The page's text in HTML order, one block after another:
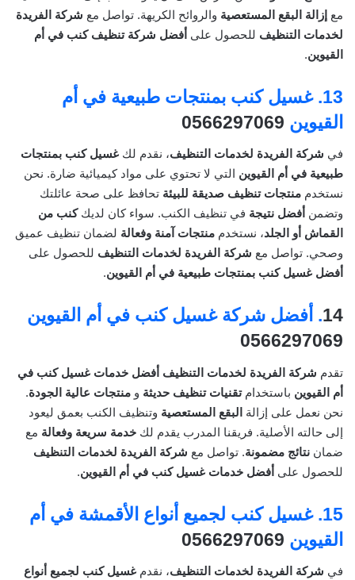
مع إزالة البقع المستعصية والروائح الكريهة. تواصل مع شركة الفريدة
لخدمات التنظيف للحصول على أفضل شركة تنظيف كنب في أم
القيوين.
13. غسيل كنب بمنتجات طبيعية في أم
القيوين
في شركة الفريدة لخدمات التنظيف، نقدم لك غسيل كنب بمنتجات
طبيعية في أم القيوين التي لا تحتوي على مواد كيميائية ضارة. نحن
نستخدم منتجات تنظيف صديقة للبيئة تحافظ على صحة عائلتك
وتضمن أفضل نتيجة في تنظيف الكنب. سواء كان لديككنب من
القماش أو الجلد، نستخدم منتجات آمنة وفعالة لضمان تنظيف عميق
وصحي. تواصل مع شركة الفريدة لخدمات التنظيف للحصول على
أفضل غسيل كنب بمنتجات طبيعية في أم القيوين.
14
. أفضل شركة غسيل كنب في أم القيوين
0566297069
تقدم شركة الفريدة لخدمات التنظيف أفضل خدمات غسيل كنب في
أم القيوين باستخدامتقنيات تنظيف حديثة و منتجات عالية الجودة.
نحن نعمل على إزالة البقع المستعصية وتنظيف الكنب بعمق ليعود
إلى حالته الأصلية. فريقنا المدرب يقدم لك خدمة سريعة وفعالة مع
ضمان نتائج مضمونة. تواصل مع شركة الفريدة لخدمات التنظيف
للحصول على أفضل خدمات غسيل كنب في أم القيوين.
15. غسيل كنب لجميع أنواع الأقمشة في أم
القيوين
في شركة الفريدة لخدمات التنظيف، نقدم غسيل كنب لجميع أنواع